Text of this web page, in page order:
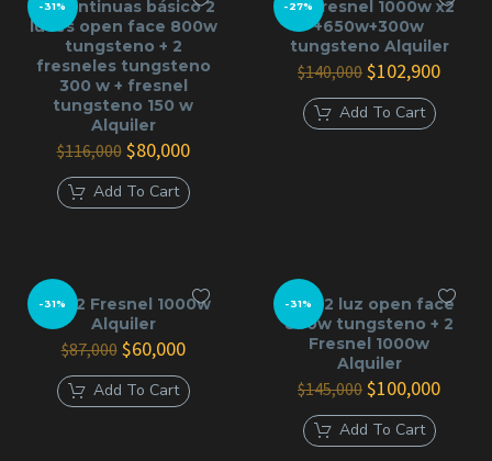
-31%
kit continuas básico 2
luces open face 800w
tungsteno + 2
fresneles tungsteno
300 w + fresnel
tungsteno 150 w
Alquiler
$116,000 El
precio
original
era:
$80,000El
actual
es:
Add To Cart
-27%
Kit Fresnel 1000w x2
+650w+300w
tungsteno Alquiler
$140,000 El
precio
original
era:
$102,900El
Add To Cart
-31%
Kit x 2 Fresnel 1000w
Alquiler
$87,000 El
precio
original
era:
$60,000El
actual
es:
Add To Cart
-31%
kit x 2 luz open face
800w tungsteno + 2
Fresnel 1000w
Alquiler
$145,000 El
precio
original
era:
$100,000El
Add To Cart